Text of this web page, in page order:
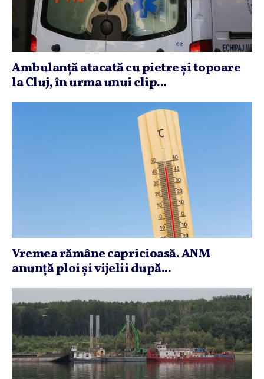
Ambulanţă atacată cu pietre şi topoare
la Cluj, în urma unui clip...
Vremea rămâne capricioasă. ANM
anunţă ploi şi vijelii după...